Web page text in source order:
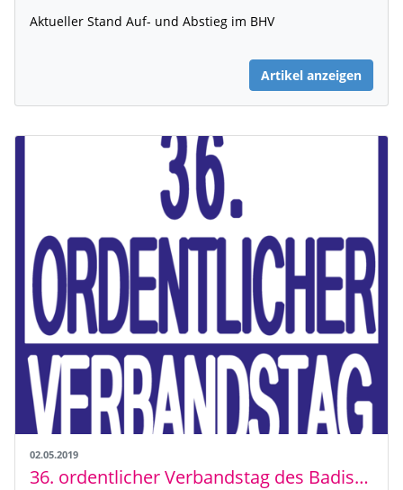
Aktueller Stand Auf- und Abstieg im BHV
Artikel anzeigen
02.05.2019
36. ordentlicher Verbandstag des Badischen Handball-Verbands